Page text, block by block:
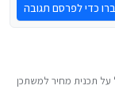
כדי לפרסם תגובה
על תכנית מחיר למשתכן